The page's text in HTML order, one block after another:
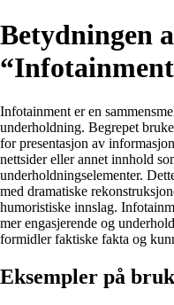
Betydningen
Infotainment er en
underholdning. Begrepet
for presentasjon av
nettsider eller annet innhold
underholdningselementer.
med dramatiske
humoristiske innslag.
mer engasjerende og
formidler faktiske fakta og
Eksempler på bruk